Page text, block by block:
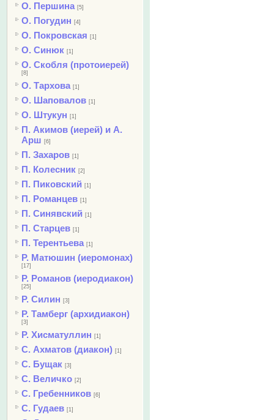
О. Першина [5]
О. Погудин [4]
О. Покровская [1]
О. Синюк [1]
О. Скобля (протоиерей)
[8]
О. Тархова [1]
О. Шаповалов [1]
О. Штукун [1]
П. Акимов (иерей) и А.
Арш [6]
П. Захаров [1]
П. Колесник [2]
П. Пиковский [1]
П. Романцев [1]
П. Синявский [1]
П. Старцев [1]
П. Терентьева [1]
Р. Матюшин (иеромонах)
[17]
Р. Романов (иеродиакон)
[25]
Р. Силин [3]
Р. Тамберг (архидиакон)
[3]
Р. Хисматуллин [1]
С. Ахматов (диакон) [1]
С. Бущак [3]
С. Величко [2]
С. Гребенников [6]
С. Гудаев [1]